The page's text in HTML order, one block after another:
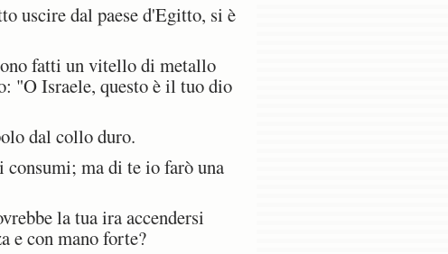
uscire dal paese d'Egitto, si è
fatti un vitello di metallo
"O Israele, questo è il tuo dio
dal collo duro.
ma di te io farò una
la tua ira accendersi
e con mano forte?